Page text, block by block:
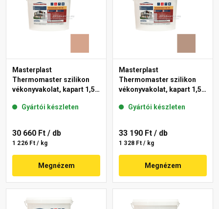
Masterplast
Thermomaster szilikon
vékonyvakolat, kapart 1,5
Gyártói készleten
30 660 Ft / db
1 226 Ft / kg
Megnézem
Masterplast
Thermomaster szilikon
vékonyvakolat, kapart 1,5
Gyártói készleten
33 190 Ft / db
1 328 Ft / kg
Megnézem